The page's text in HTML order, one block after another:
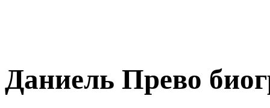
Даниель Прево